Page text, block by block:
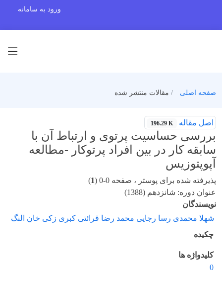
ورود به سامانه
صفحه اصلی مقالات منتشر شده
اصل مقاله 196.29 K
بررسی حساسیت پرتوی و ارتباط آن با
سابقه کار در بین افراد پرتوکار -مطالعه
آپوپتوزیس
پذیرفته شده برای پوستر ، صفحه 0-0 ( 1
)
عنوان دوره: شانزدهم (1388)
نویسندگان
شهلا محمدی رسا رجایی محمد رضا قرائتی کبری زکی خان النگ
چکیده
کلیدواژه ها
0